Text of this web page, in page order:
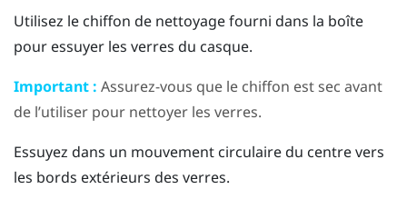
Utilisez le chiffon de nettoyage fourni dans la boîte
pour essuyer les verres du casque.
Important : Assurez-vous que le chiffon est sec avant
de l’utiliser pour nettoyer les verres.
Essuyez dans un mouvement circulaire du centre vers
les bords extérieurs des verres.